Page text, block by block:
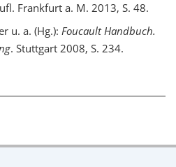
Frankfurt a. M. 2013, S. 48.
u. a. (Hg.): Foucault Handbuch.
. Stuttgart 2008, S. 234.